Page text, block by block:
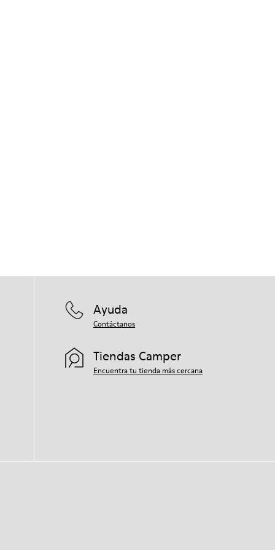
Ayuda
Contáctanos
Tiendas Camper
Encuentra tu tienda más cercana